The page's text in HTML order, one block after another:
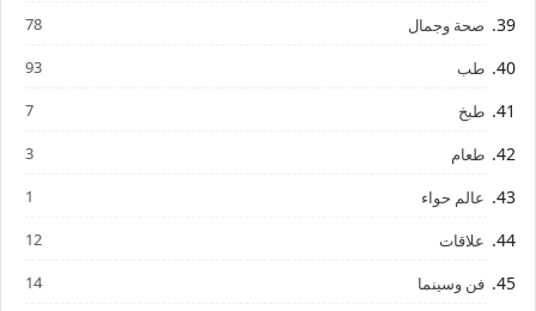
صحة وجمال 78
طب 93
طبخ 7
طعام 3
عالم حواء 1
علاقات 12
فن وسينما 14